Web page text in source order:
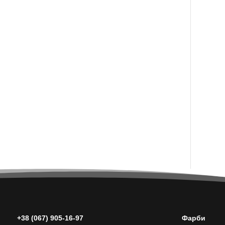
+38 (067) 905-16-97 Фарби